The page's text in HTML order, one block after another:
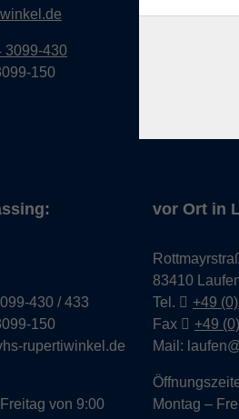
3099-430
150
430 / 433
150
rupertiwinkel.de
von 9:00
vor Ort in
83410
Tel.
+49
Fax
+49
Mail:
Montag –